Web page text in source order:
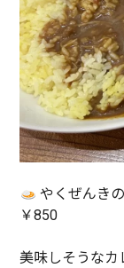
やくぜんき
￥850
美味しそうなカ